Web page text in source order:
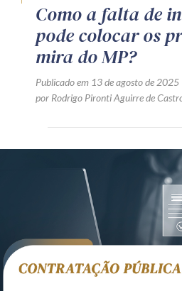
Como a falta de
pode colocar os
mira do MP?
Publicado em 13 de agosto de 2025
por Rodrigo Pironti Aguirre de